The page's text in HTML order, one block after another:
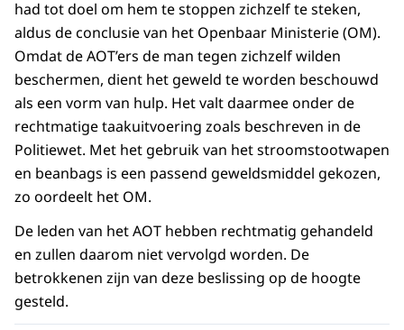
had tot doel om hem te stoppen zichzelf te steken,
aldus de conclusie van het Openbaar Ministerie (OM).
Omdat de AOT’ers de man tegen zichzelf wilden
beschermen, dient het geweld te worden beschouwd
als een vorm van hulp. Het valt daarmee onder de
rechtmatige taakuitvoering zoals beschreven in de
Politiewet. Met het gebruik van het stroomstootwapen
en beanbags is een passend geweldsmiddel gekozen,
zo oordeelt het OM.
De leden van het AOT hebben rechtmatig gehandeld
en zullen daarom niet vervolgd worden. De
betrokkenen zijn van deze beslissing op de hoogte
gesteld.